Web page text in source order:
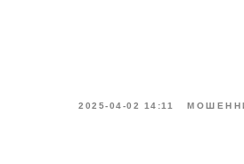
2025-04-02 14:11